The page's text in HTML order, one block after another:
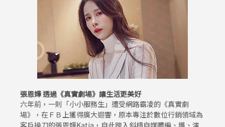
張恩嬅 透過《真實劇場》讓生活更美好
六年前，一則「小小服務生」遭受網路霸凌的《真實劇
場》，在ＦＢ上獲得廣大迴響，原本專注於數位行銷領域為
客戶操刀的張恩嬅Katia，自此跨入斜槓自媒體編、導、演